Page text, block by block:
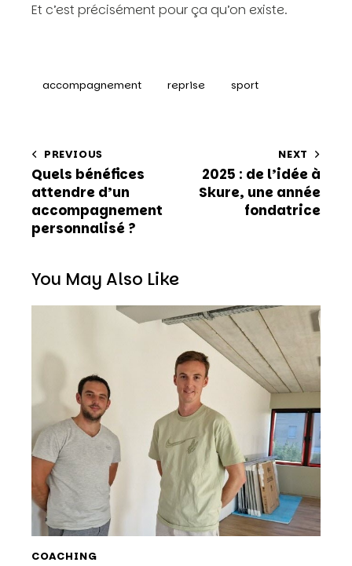
Et c’est précisément pour ça qu’on existe.
accompagnement reprise sport
PREVIOUS
Quels bénéfices
attendre d’un
accompagnement
personnalisé ?
NEXT
2025 : de l’idée à
Skure, une année
fondatrice
You May Also Like
COACHING